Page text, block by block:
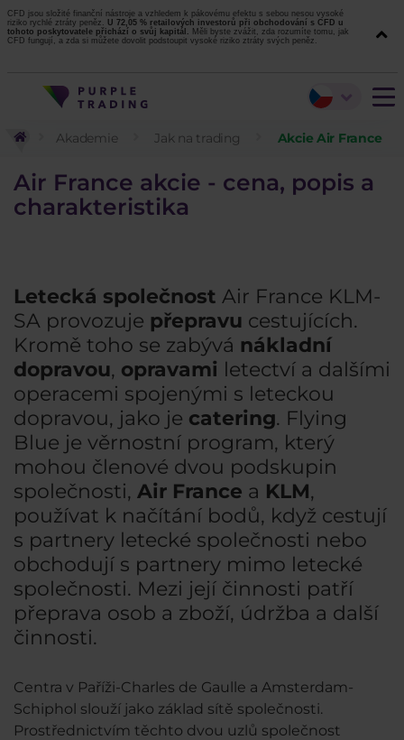
CFD jsou složité finanční nástroje a vzhledem k pákovému efektu s sebou nesou vysoké
riziko rychlé ztráty peněz. U 72,05 % retailových investorů při obchodování s CFD u
tohoto poskytovatele přichází o svůj kapitál. Měli byste zvážit, zda rozumíte tomu, jak
CFD fungují, a zda si můžete dovolit podstoupit vysoké riziko ztráty svých peněz.
Akademie Jak na trading Akcie Air France
Air France akcie - cena, popis a
charakteristika
Letecká společnost Air France KLM-
SA provozuje přepravu cestujících.
Kromě toho se zabývá nákladní
dopravou, opravami letectví a dalšími
operacemi spojenými s leteckou
dopravou, jako je catering. Flying
Blue je věrnostní program, který
mohou členové dvou podskupin
společnosti, Air France a KLM,
používat k načítání bodů, když cestují
s partnery letecké společnosti nebo
obchodují s partnery mimo letecké
společnosti. Mezi její činnosti patří
přeprava osob a zboží, údržba a další
činnosti.
Centra v Paříži-Charles de Gaulle a Amsterdam-
Schiphol slouží jako základ sítě společnosti.
Prostřednictvím těchto dvou uzlů společnost